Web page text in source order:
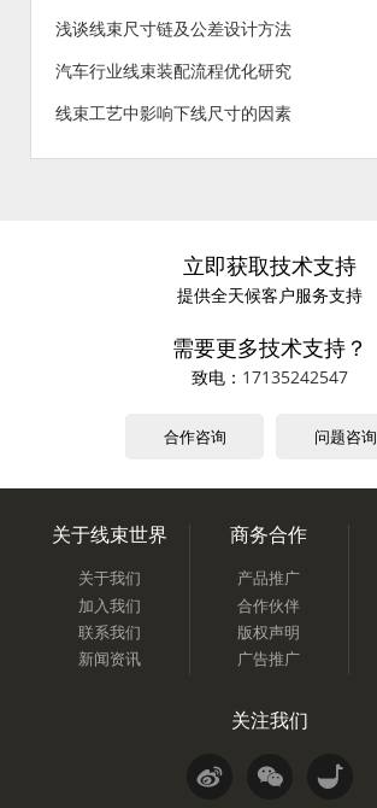
浅谈线束尺寸链及公差设计方法
汽车行业线束装配流程优化研究
线束工艺中影响下线尺寸的因素
立即获取技术支持
提供全天候客户服务支持
需要更多技术支持？
致电： 17135242547
合作咨询 问题咨询
关于线束世界
关于我们
加入我们
联系我们
新闻资讯
商务合作
产品推广
合作伙伴
版权声明
广告推广
关注我们